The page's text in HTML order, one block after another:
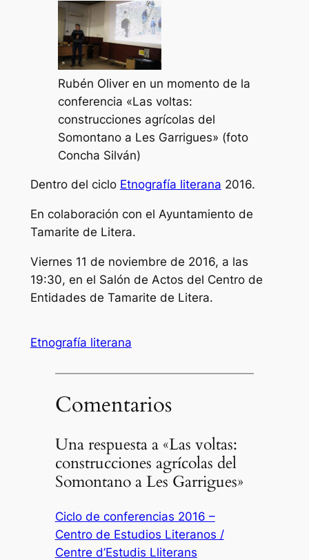
Rubén Oliver en un momento de la
conferencia «Las voltas:
construcciones agrícolas del
Somontano a Les Garrigues» (foto
Concha Silván)
Dentro del ciclo Etnografía literana 2016.
En colaboración con el Ayuntamiento de
Tamarite de Litera.
Viernes 11 de noviembre de 2016, a las
19:30, en el Salón de Actos del Centro de
Entidades de Tamarite de Litera.
Etnografía literana
Comentarios
Una respuesta a «Las voltas:
construcciones agrícolas del
Somontano a Les Garrigues»
Ciclo de conferencias 2016 –
Centro de Estudios Literanos /
Centre d’Estudis Lliterans